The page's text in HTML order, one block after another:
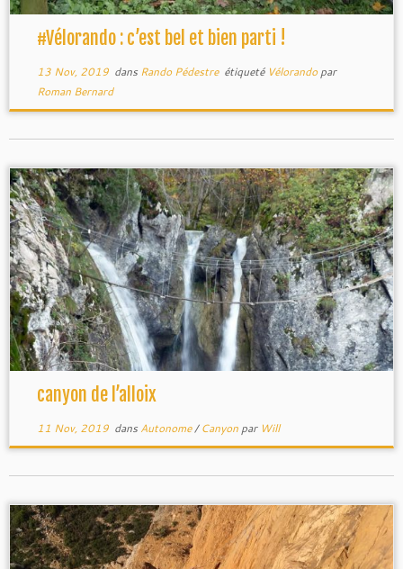
#Vélorando : c’est bel et bien parti !
13 Nov, 2019dans Rando Pédestre étiqueté Vélorandopar
Roman Bernard
canyon de l’alloix
11 Nov, 2019dans Autonome/Canyon par Will